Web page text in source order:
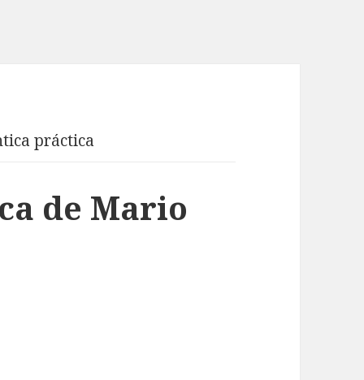
práctica
de Mario